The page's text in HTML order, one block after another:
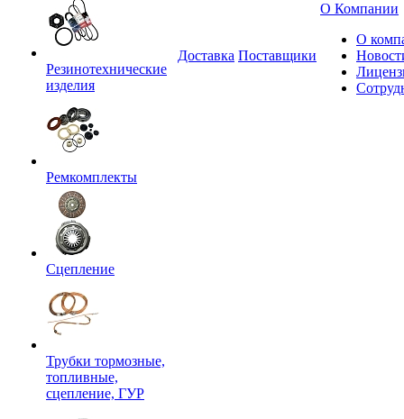
Резинотехнические
изделия
Ремкомплекты
Сцепление
Трубки тормозные,
топливные,
сцепление, ГУР
Доставка Поставщики
О Компании
О